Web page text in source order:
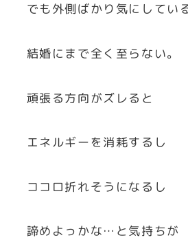
でも外側ばかり気にしてい
結婚にまで全く至らない。
頑張る方向がズレると
エネルギーを消耗するし
ココロ折れそうになるし
諦めよっかな…と気持ちが